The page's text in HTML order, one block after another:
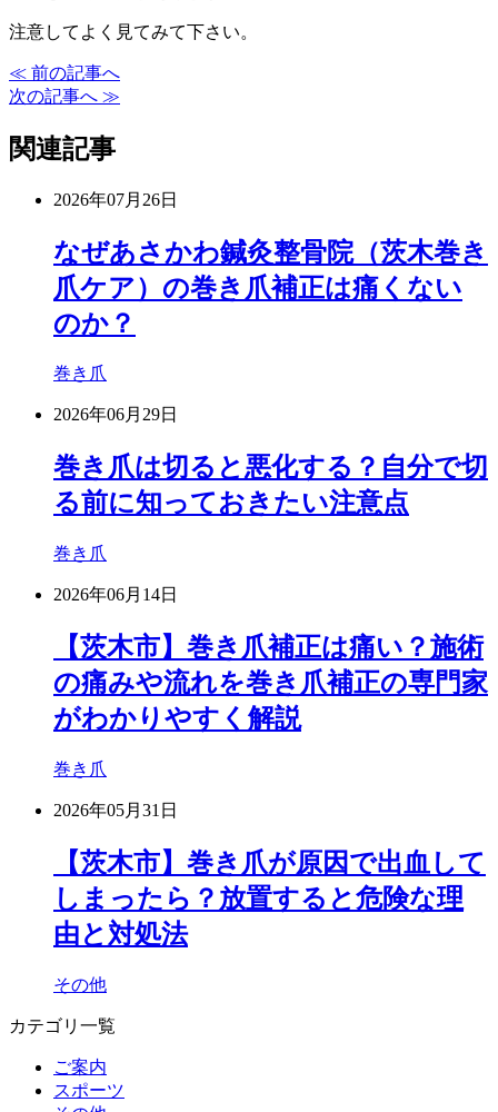
注意してよく見てみて下さい。
≪ 前の記事へ
次の記事へ ≫
関連記事
2026年07月26日
なぜあさかわ鍼灸整骨院（茨木巻き
爪ケア）の巻き爪補正は痛くない
のか？
巻き爪
2026年06月29日
巻き爪は切ると悪化する？自分で切
る前に知っておきたい注意点
巻き爪
2026年06月14日
【茨木市】巻き爪補正は痛い？施術
の痛みや流れを巻き爪補正の専門家
がわかりやすく解説
巻き爪
2026年05月31日
【茨木市】巻き爪が原因で出血して
しまったら？放置すると危険な理
由と対処法
その他
カテゴリ一覧
ご案内
スポーツ